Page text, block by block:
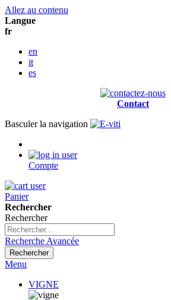
Allez au contenu
Langue
fr
en
it
es
Contact
Basculer la navigation
Compte
Panier
Rechercher
Rechercher
Recherche Avancée
Rechercher
Menu
VIGNE